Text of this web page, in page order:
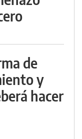
de
y
hacer